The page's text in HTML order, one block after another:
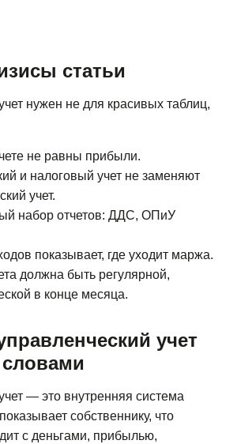
статьи
нужен не для красивых таблиц,
не равны прибыли.
и налоговый учет не заменяют
учет.
набор отчетов: ДДС, ОПиУ
показывает, где уходит маржа.
должна быть регулярной,
в конце месяца.
учет
— это внутренняя система
собственнику, что
с деньгами, прибылью,